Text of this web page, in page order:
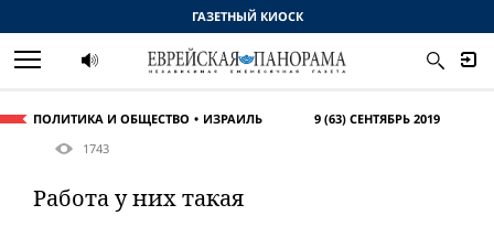
ПОЛИТИКА И ОБЩЕСТВО ИЗРАИЛЬ
9 (63) СЕНТЯБРЬ 2019
1743
Работа у них такая
ГАЗЕТНЫЙ КИОСК